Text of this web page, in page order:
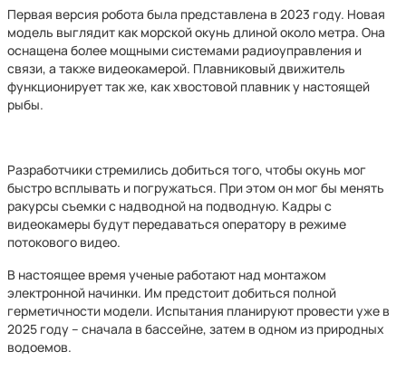
Первая версия робота была представлена в 2023 году. Новая
модель выглядит как морской окунь длиной около метра. Она
оснащена более мощными системами радиоуправления и
связи, а также видеокамерой. Плавниковый движитель
функционирует так же, как хвостовой плавник у настоящей
рыбы.
Разработчики стремились добиться того, чтобы окунь мог
быстро всплывать и погружаться. При этом он мог бы менять
ракурсы съемки с надводной на подводную. Кадры с
видеокамеры будут передаваться оператору в режиме
потокового видео.
В настоящее время ученые работают над монтажом
электронной начинки. Им предстоит добиться полной
герметичности модели. Испытания планируют провести уже в
2025 году – сначала в бассейне, затем в одном из природных
водоемов.